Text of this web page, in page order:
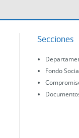
Secciones
Fondo